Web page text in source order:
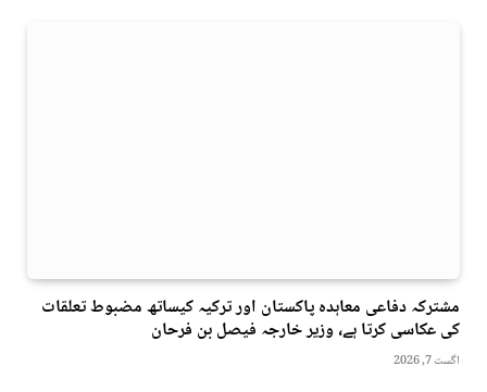
مشترکہ دفاعی معاہدہ پاکستان اور ترکیہ کیساتھ مضبوط تعلقات
کی عکاسی کرتا ہے، وزیر خارجہ فیصل بن فرحان
اگست 7, 2026